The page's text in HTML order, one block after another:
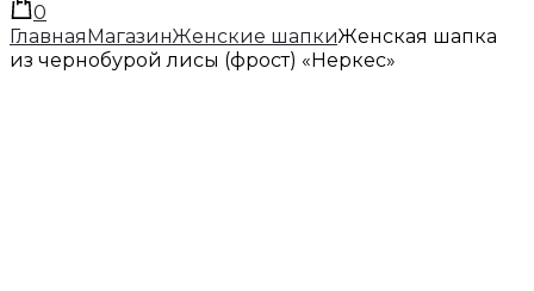
0
ГлавнаяМагазинЖенские шапкиЖенская шапка
из чернобурой лисы (фрост) «Неркес»